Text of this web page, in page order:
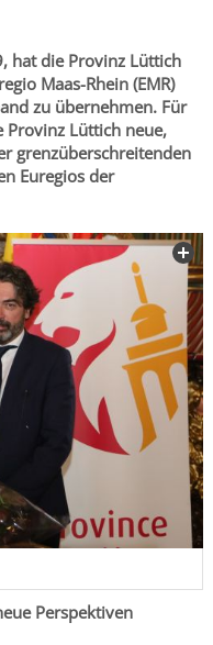
hat die Provinz Lüttich
Maas-Rhein (EMR)
zu übernehmen. Für
Provinz Lüttich neue,
grenzüberschreitenden
Euregios der
Perspektiven